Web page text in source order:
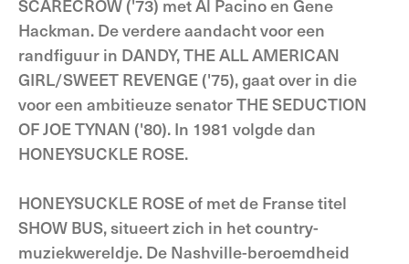
SCARECROW ('73) met Al Pacino en Gene
Hackman. De verdere aandacht voor een
randfiguur in DANDY, THE ALL AMERICAN
GIRL/SWEET REVENGE ('75), gaat over in die
voor een ambitieuze senator THE SEDUCTION
OF JOE TYNAN ('80). In 1981 volgde dan
HONEYSUCKLE ROSE.
HONEYSUCKLE ROSE of met de Franse titel
SHOW BUS, situeert zich in het country-
muziekwereldje. De Nashville-beroemdheid